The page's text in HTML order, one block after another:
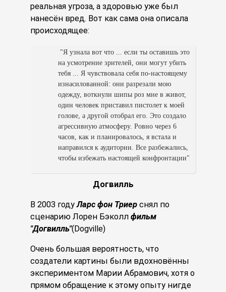
реальная угроза, а здоровью уже был
нанесён вред. Вот как сама она описала
происходящее:
"Я узнала вот что ... если ты оставишь это
на усмотрение зрителей, они могут убить
тебя ... Я чувствовала себя по-настоящему
изнасилованной: они разрезали мою
одежду, воткнули шипы роз мне в живот,
один человек приставил пистолет к моей
голове, а другой отобрал его. Это создало
агрессивную атмосферу. Ровно через 6
часов, как и планировалось, я встала и
направился к аудитории. Все разбежались,
чтобы избежать настоящей конфронтации"
Догвилль
В 2003 годуЛарс фон Триер снял по
сценарию Лорен Бэколл фильм
"Догвилль"(Dogville)
Очень большая вероятность, что
создатели картины были вдохновённы
экспериментом Марии Абрамович, хотя о
прямом обращение к этому опыту нигде